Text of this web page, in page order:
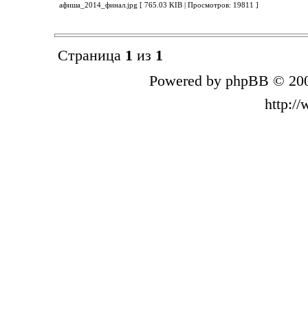
афиша_2014_финал.jpg [ 765.03 KIB | Просмотров: 19811 ]
Страница 1 из 1
Powered by phpBB ©
http://